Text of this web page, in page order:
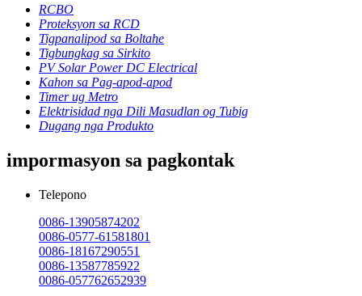
RCBO
Proteksyon sa RCD
Tigpanalipod sa Boltahe
Tigbungkag sa Sirkito
PV Solar Power DC Electrical
Kahon sa Pag-apod-apod
Timer ug Metro
Elektrisidad nga Dili Masudlan og Tubig
Dugang nga Produkto
impormasyon sa pagkontak
Telepono
0086-13905874202
0086-0577-61581801
0086-18167290551
0086-13587785922
0086-057762652939